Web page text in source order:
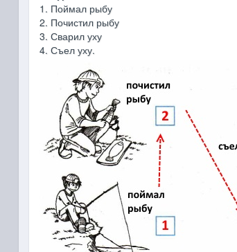
1. Поймал рыбу
2. Почистил рыбу
3. Сварил уху
4. Съел уху.